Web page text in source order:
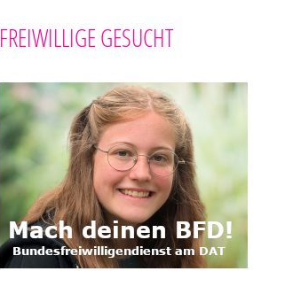
FREIWILLIGE GESUCHT